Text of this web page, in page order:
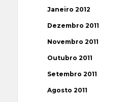
Janeiro 2012
Dezembro 2011
Novembro 2011
Outubro 2011
Setembro 2011
Agosto 2011